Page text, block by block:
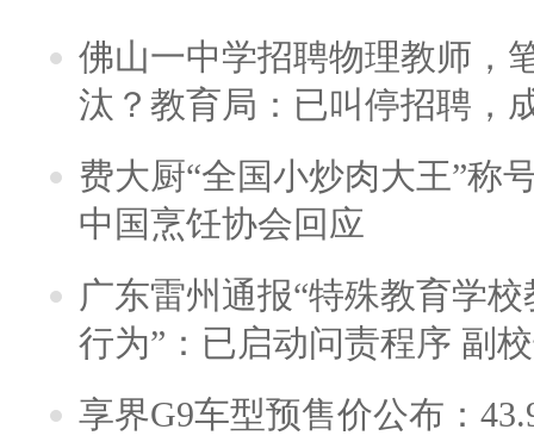
佛山一中学招聘物理教师，
汰？教育局：已叫停招聘，
费大厨“全国小炒肉大王”称
中国烹饪协会回应
广东雷州通报“特殊教育学
行为”：已启动问责程序 副
享界G9车型预售价公布：